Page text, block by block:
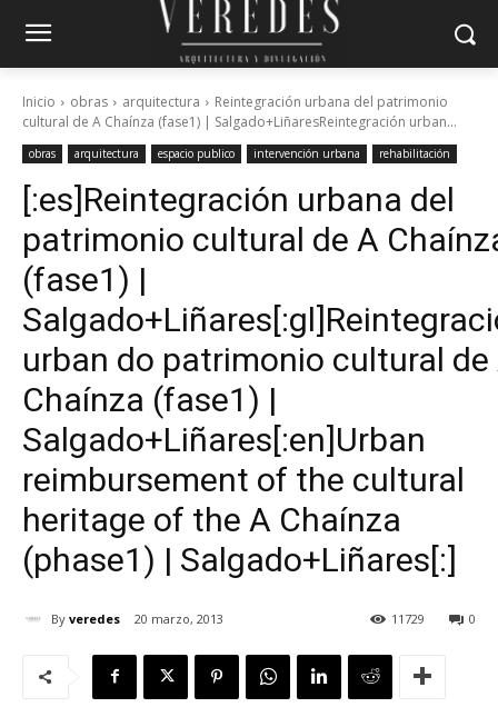
Inicio obras arquitectura
Reintegración urbana del patrimonio
cultural de A Chaínza (fase1) | Salgado+LiñaresReintegración urban...
obras arquitectura espacio publico intervención urbana rehabilitación
[:es]Reintegración urbana del
patrimonio cultural de A
(fase1) |
urban do patrimonio cultural de
Chaínza (fase1) |
Salgado+Liñares[:en]Urban
reimbursement of the cultural
heritage of the A Chaínza
(phase1) | Salgado+Liñares[:]
By veredes 20 marzo, 2013 0
11729